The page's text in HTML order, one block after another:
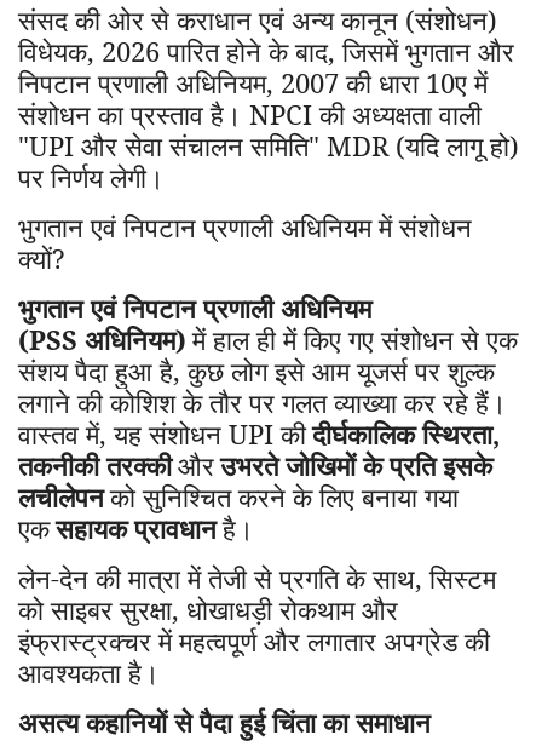
संसद की ओर से कराधान एवं अन्य कानून (संशोधन)
विधेयक, 2026पारित होने के बाद,जिसमें भुगतान और
निपटान प्रणाली अधिनियम, 2007की धारा 10ए में
संशोधन का प्रस्ताव है। NPCIकी अध्यक्षता वाली
"UPI और सेवा संचालन समिति" MDR (यदि लागू हो)
पर निर्णय लेगी।
भुगतान एवं निपटान प्रणाली अधिनियम में संशोधन
क्यों?
भुगतान एवं निपटान प्रणाली अधिनियम
(PSS अधिनियम) में हाल ही में किए गए संशोधन से एक
संशय पैदा हुआ है,कुछ लोग इसे आम यूजर्स पर शुल्क
लगाने की कोशिश के तौर पर गलत व्याख्या कर रहे हैं।
वास्तव में,यह संशोधन UPI कीदीर्घकालिक स्थिरता,
तकनीकी तरक्कीऔरउभरते जोखिमों के प्रति इसके
लचीलेपनको सुनिश्चित करने के लिए बनाया गया
एकसहायक प्रावधानहै।
लेन-देन की मात्रा में तेजी से प्रगति के साथ,सिस्टम
को साइबर सुरक्षा, धोखाधड़ी रोकथाम और
इंफ्रास्ट्रक्चर में महत्वपूर्ण और लगातार अपग्रेड की
आवश्यकता है।
असत्य कहानियों से पैदा हुई चिंता का समाधान